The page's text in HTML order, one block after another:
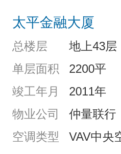
太平金融大厦
总楼层
地上43层
单层面积
2200平
竣工年月
2011年
物业公司
仲量联行
空调类型
VAV中央